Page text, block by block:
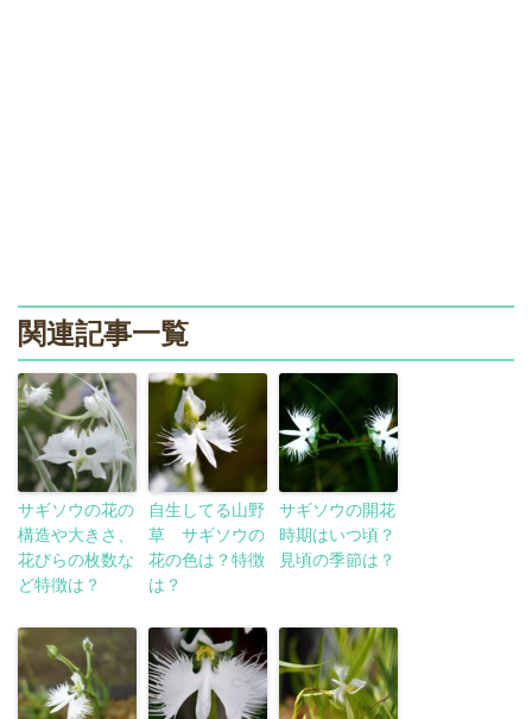
関連記事一覧
サギソウの花の
構造や大きさ、
花びらの枚数な
ど特徴は？
自生してる山野
草 サギソウの
花の色は？特徴
は？
サギソウの開花
時期はいつ頃？
見頃の季節は？